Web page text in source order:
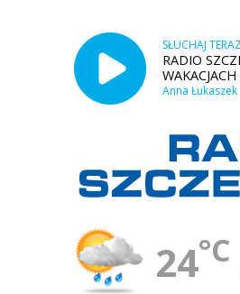
SŁUCHAJ
RADIO
Anna Łukaszek
24°C